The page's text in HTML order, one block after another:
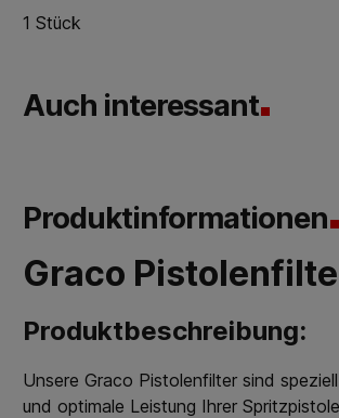
1 Stück
Auch interessant
Produktinformationen
Graco
Produktbeschreibung:
Unsere Graco Pistolenfilter sind
und optimale Leistung Ihrer